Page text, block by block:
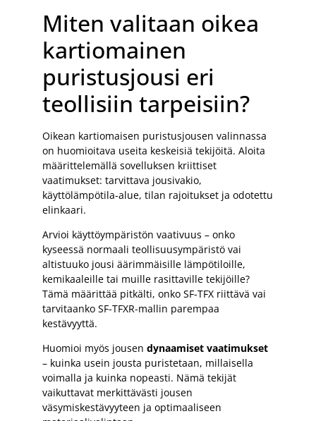
Miten valitaan oikea
kartiomainen
puristusjousi eri
teollisiin tarpeisiin?
Oikean kartiomaisen puristusjousen valinnassa
on huomioitava useita keskeisiä tekijöitä. Aloita
määrittelemällä sovelluksen kriittiset
vaatimukset: tarvittava jousivakio,
käyttölämpötila-alue, tilan rajoitukset ja odotettu
elinkaari.
Arvioi käyttöympäristön vaativuus – onko
kyseessä normaali teollisuusympäristö vai
altistuuko jousi äärimmäisille lämpötiloille,
kemikaaleille tai muille rasittaville tekijöille?
Tämä määrittää pitkälti, onko SF-TFX riittävä vai
tarvitaanko SF-TFXR-mallin parempaa
kestävyyttä.
Huomioi myös jousen dynaamiset vaatimukset
– kuinka usein jousta puristetaan, millaisella
voimalla ja kuinka nopeasti. Nämä tekijät
vaikuttavat merkittävästi jousen
väsymiskestävyyteen ja optimaaliseen